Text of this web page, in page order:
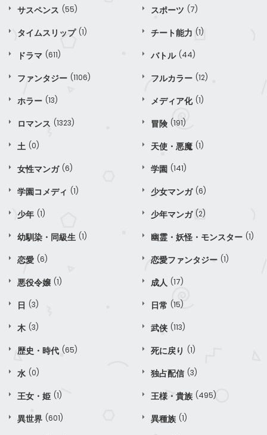
サスペンス (55) スポーツ (7)
タイムスリップ (1) チート能力 (1)
ドラマ (611) バトル (44)
ファンタジー (1106) フルカラー (12)
ホラー (13) メディア化 (1)
ロマンス (1323) 冒険 (191)
土 (0) 天使・悪魔 (1)
女性マンガ (6) 学園 (141)
学園コメディ (1) 少女マンガ (6)
少年 (1) 少年マンガ (2)
幼馴染・同級生 (1) 幽霊・妖怪・モンスター (1)
恋愛 (6) 恋愛ファンタジー (1)
悪役令嬢 (1) 成人 (17)
日 (3) 日常 (15)
木 (3) 武侠 (113)
歴史・時代 (65) 死に戻り (1)
水 (0) 独占配信 (3)
王女・姫 (1) 王様・貴族 (495)
異世界 (601) 異種族 (1)